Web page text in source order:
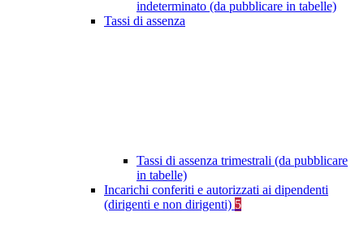
indeterminato (da pubblicare in tabelle)
Tassi di assenza
Tassi di assenza trimestrali (da pubblicare
in tabelle)
Incarichi conferiti e autorizzati ai dipendenti
(dirigenti e non dirigenti) 5